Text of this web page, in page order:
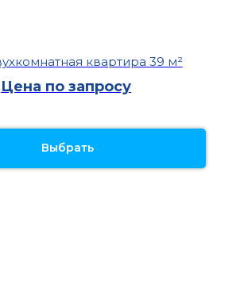
квартира 39 м²
Цена по запросу
Выбрать